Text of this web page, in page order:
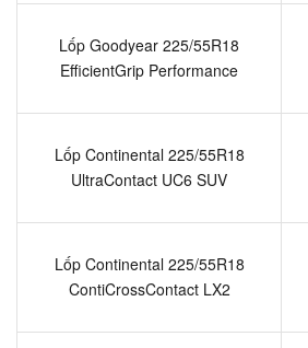
Lốp Goodyear 225/55R18
EfficientGrip Performance
Lốp Continental 225/55R18
UltraContact UC6 SUV
Lốp Continental 225/55R18
ContiCrossContact LX2